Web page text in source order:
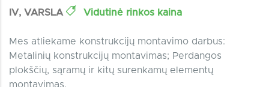
IV, VARSLA Vidutinė rinkos kaina
Mes atliekame konstrukcijų montavimo darbus:
Metalinių konstrukcijų montavimas; Perdangos
plokščių, sąramų ir kitų surenkamų elementų
montavimas.